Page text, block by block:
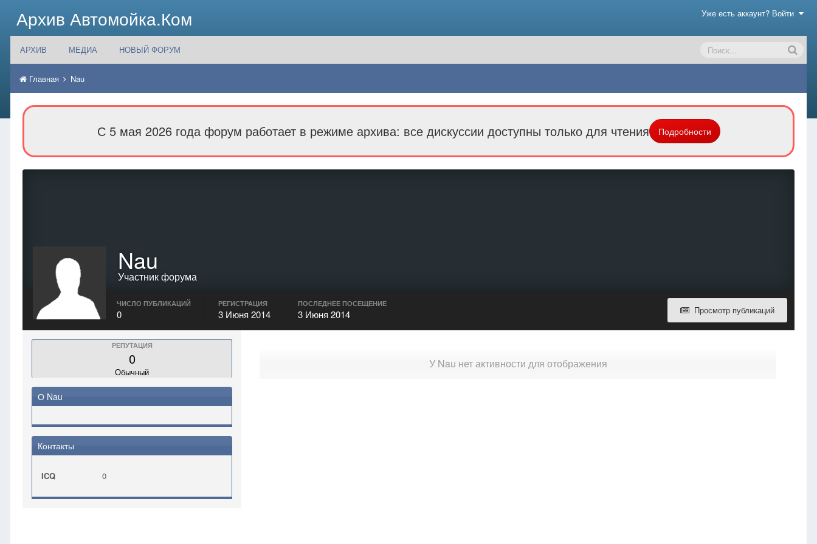
Архив Автомойка.Ком Уже есть аккаунт? Войти
АРХИВ МЕДИА НОВЫЙ ФОРУМ
Главная Nau
С 5 мая 2026 года форум работает в режиме архива: все дискуссии доступны только для чтения Подробности
Nau
Участник форума
Просмотр публикаций
ЧИСЛО ПУБЛИКАЦИЙ
0
РЕГИСТРАЦИЯ
3 Июня 2014
ПОСЛЕДНЕЕ ПОСЕЩЕНИЕ
3 Июня 2014
РЕПУТАЦИЯ
0
Обычный
О Nau
Контакты
ICQ 0
У Nau нет активности для отображения